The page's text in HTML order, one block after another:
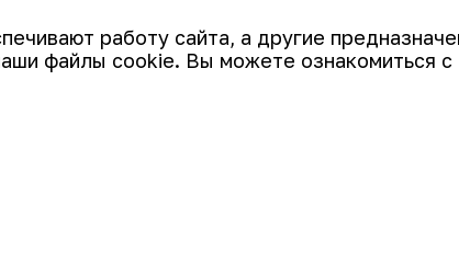
крупнейших мировых
работу сайта, а другие
файлы cookie. Вы можете ознакомиться с